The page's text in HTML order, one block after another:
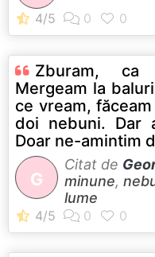
Zburam,
Mergeam la
ce vream,
doi nebuni. Dar
Doar ne-amintim
G
Citat de
minune,
lume